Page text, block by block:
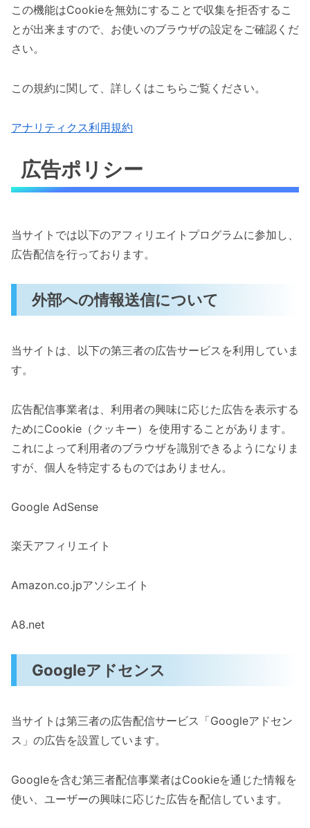
この機能はCookieを無効にすることで収集を拒否するこ
とが出来ますので、お使いのブラウザの設定をご確認くだ
さい。
この規約に関して、詳しくはこちらご覧ください。
アナリティクス利用規約
広告ポリシー
当サイトでは以下のアフィリエイトプログラムに参加し、
広告配信を行っております。
外部への情報送信について
当サイトは、以下の第三者の広告サービスを利用していま
す。
広告配信事業者は、利用者の興味に応じた広告を表示する
ためにCookie（クッキー）を使用することがあります。
これによって利用者のブラウザを識別できるようになりま
すが、個人を特定するものではありません。
Google AdSense
楽天アフィリエイト
Amazon.co.jpアソシエイト
A8.net
Googleアドセンス
当サイトは第三者の広告配信サービス「Googleアドセン
ス」の広告を設置しています。
Googleを含む第三者配信事業者はCookieを通じた情報を
使い、ユーザーの興味に応じた広告を配信しています。